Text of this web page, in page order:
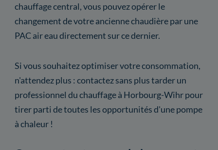
chauffage central, vous pouvez opérer le
changement de votre ancienne chaudière par une
PAC air eau directement sur ce dernier.
Si vous souhaitez optimiser votre consommation,
n'attendez plus : contactez sans plus tarder un
professionnel du chauffage à Horbourg-Wihr pour
tirer parti de toutes les opportunités d'une pompe
à chaleur !